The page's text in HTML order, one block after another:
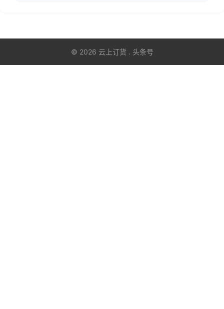
© 2026 云上订货 . 头条号